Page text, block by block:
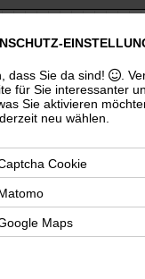
architekt
architektenkammer
dass Sie da sind!
.
für Sie interessanter
Sie aktivieren
neu wählen.
Cookie
Maps